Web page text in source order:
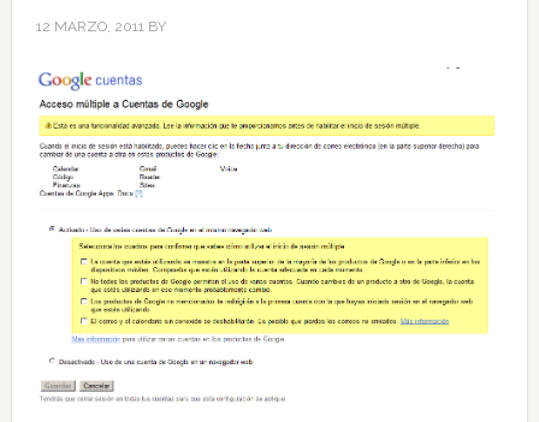
12 MARZO, 2011BY